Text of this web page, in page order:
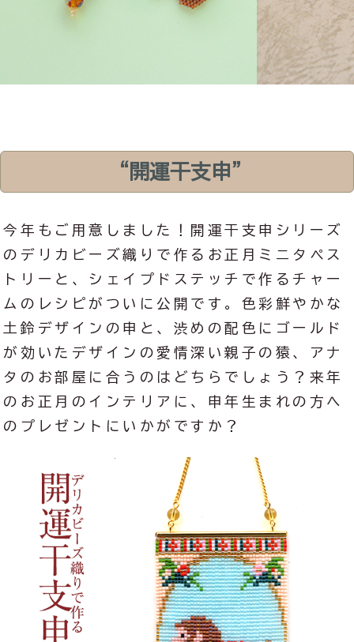
“開運干支申”
今年もご用意しました！開運干支申シリーズ
のデリカビーズ織りで作るお正月ミニタペス
トリーと、シェイプドステッチで作るチャー
ムのレシピがついに公開です。色彩鮮やかな
土鈴デザインの申と、渋めの配色にゴールド
が効いたデザインの愛情深い親子の猿、アナ
タのお部屋に合うのはどちらでしょう？来年
のお正月のインテリアに、申年生まれの方へ
のプレゼントにいかがですか？